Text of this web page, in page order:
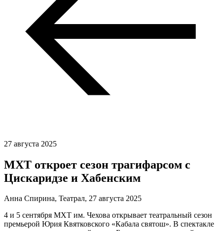
27 августа 2025
МХТ откроет сезон трагифарсом с
Цискаридзе и Хабенским
Анна Спирина, Театрал, 27 августа 2025
4 и 5 сентября МХТ им. Чехова открывает театральный сезон
премьерой Юрия Квятковского «Кабала святош». В спектакле